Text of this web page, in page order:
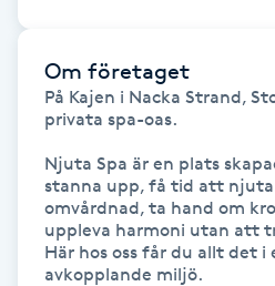
Kostrådgivning
Kroppsinpackning
Kroppspeeling
Käkledsbehandling
Om företaget
På Kajen i Nacka Strand,
privata spa-oas.
Njuta Spa är en plats
stanna upp, få tid att
omvårdnad, ta hand om
uppleva harmoni utan att
Här hos oss får du allt det i
avkopplande miljö.